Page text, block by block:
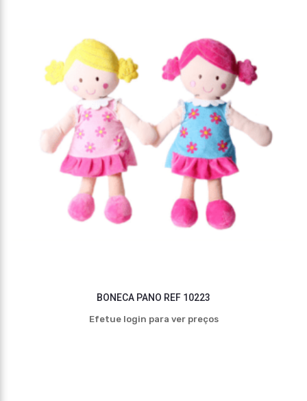
BONECA PANO REF 10223
Efetue login para ver preços